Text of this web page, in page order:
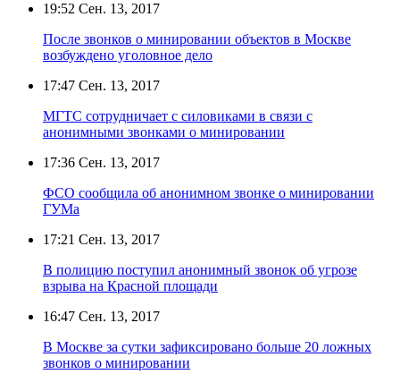
19:52 Сен. 13, 2017
После звонков о минировании объектов в Москве
возбуждено уголовное дело
17:47 Сен. 13, 2017
МГТС сотрудничает с силовиками в связи с
анонимными звонками о минировании
17:36 Сен. 13, 2017
ФСО сообщила об анонимном звонке о минировании
ГУМа
17:21 Сен. 13, 2017
В полицию поступил анонимный звонок об угрозе
взрыва на Красной площади
16:47 Сен. 13, 2017
В Москве за сутки зафиксировано больше 20 ложных
звонков о минировании